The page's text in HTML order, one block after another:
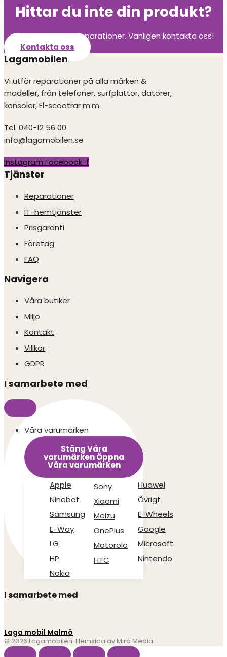
Hittar du inte din produkt?
Vi utför alla olika reparationer. Vänligen kontakta oss!
Kontakta oss
Lagamobilen
Vi utför reparationer på alla märken &
modeller, från telefoner, surfplattor, datorer,
konsoler, El-scootrar m.m.
Tel. 040-12 56 00
info@lagamobilen.se
Instagram Facebook-f
Tjänster
Reparationer
IT-hemtjänster
Prisgaranti
Företag
FAQ
Navigera
Våra butiker
Miljö
Kontakt
Villkor
GDPR
I samarbete med
Våra varumärken
Stäng Våra
varumärkenÖppna
Våra varumärken
Apple
Ninebot
Samsung
E-Way
LG
HP
Nokia
Sony
Xiaomi
Meizu
OnePlus
Motorola
HTC
Huawei
Övrigt
E-Wheels
Google
Microsoft
Nintendo
I samarbete med
Laga mobil Malmö
© 2026 Lagamobilen. Hemsida av Mira Media.